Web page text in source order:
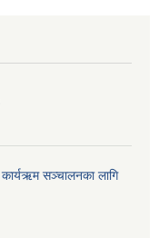
कार्यऋम सञ्चालनका लागि